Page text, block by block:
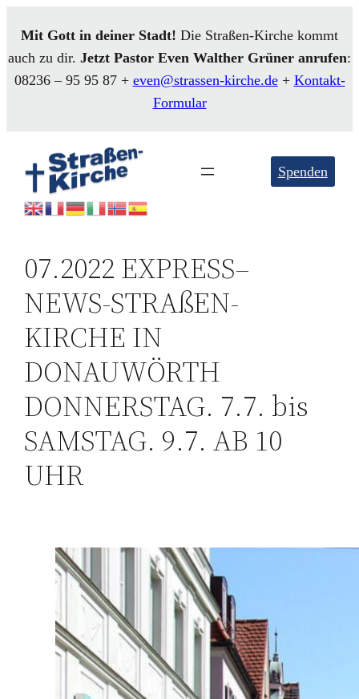
Mit Gott in deiner Stadt! Die Straßen-Kirche kommt
auch zu dir. Jetzt Pastor Even Walther Grüner anrufen:
08236 – 95 95 87 + even@strassen-kirche.de+ Kontakt-
Formular
Spenden
07.2022 EXPRESS–
NEWS-STRAßEN-
KIRCHE IN
DONAUWÖRTH
DONNERSTAG. 7.7. bis
SAMSTAG. 9.7. AB 10
UHR